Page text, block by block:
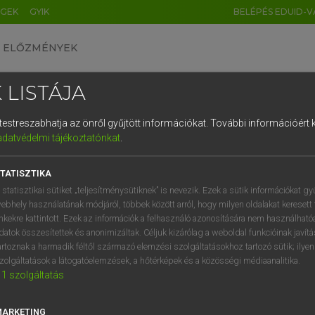
GYIK BELÉPÉS EDUID-
ELŐZMÉNYEK
nagyszótár
VAN ELŐFIZETÉSED?
megtekintéséhez.
LISTÁJA
az önről gyűjtött információkat. További információért
tájékoztatónkat.
statisztikai sütiket „teljesítménysütiknek” is nevezik. Ezek a sütik információkat
használatának módjáról, többek között arról, hogy milyen oldalakat keresett
kattintott. Ezek az információk a felhasználó azonosítására nem
összesítettek és anonimizáltak. Céljuk kizárólag a weboldal funkcióinak
a harmadik féltől származó elemzési szolgáltatásokhoz tartozó sütik;
a látogatóelemzések, a hőtérképek és a közösségi médiaanalitika.
1 szolgáltatás
DE CN FR ES IT NL
1 2 3 4 5 6 7 8 9
q w e r t z u i
a s d f g h j k l é
í y x c v b n m , .